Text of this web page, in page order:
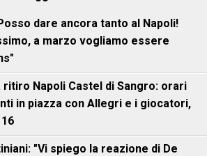
dare ancora tanto al Napoli!
a marzo vogliamo essere
ritiro Napoli Castel di Sangro: orari
in piazza con Allegri e i giocatori,
"Vi spiego la reazione di De